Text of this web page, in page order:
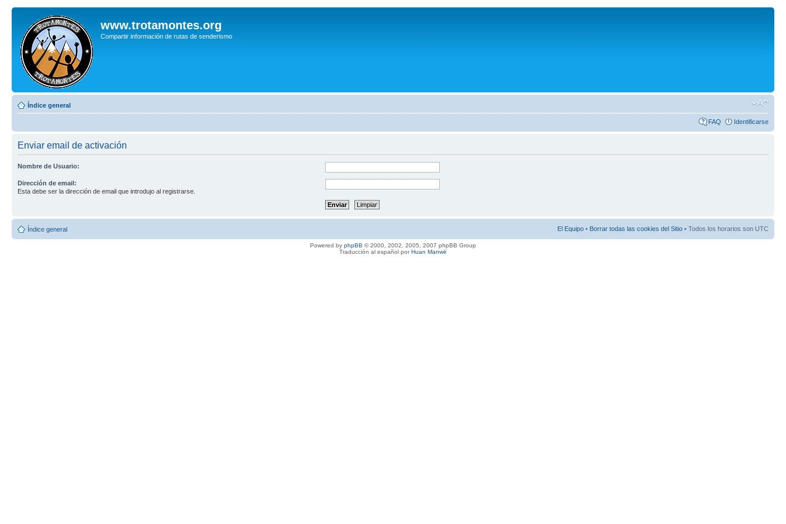
www.trotamontes.org
Compartir información de rutas de senderismo
Índice general
FAQ Identificarse
Enviar email de activación
Nombre de Usuario:
Dirección de email:
Esta debe ser la dirección de email que introdujo al registrarse.
Índice general El Equipo • Borrar todas las cookies del Sitio • Todos los horarios son UTC
Powered by phpBB © 2000, 2002, 2005, 2007 phpBB Group
Traducción al español porHuan Manwë